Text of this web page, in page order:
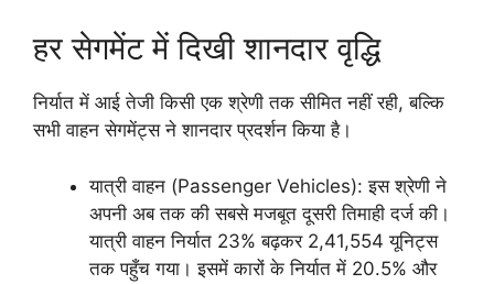
हर सेगमेंट में दिखी शानदार वृद्धि
निर्यात में आई तेजी किसी एक श्रेणी तक सीमित नहीं रही, बल्कि
सभी वाहन सेगमेंट्स ने शानदार प्रदर्शन किया है।
यात्री वाहन (Passenger Vehicles): इस श्रेणी ने
अपनी अब तक की सबसे मजबूत दूसरी तिमाही दर्ज की।
यात्री वाहन निर्यात 23% बढ़कर 2,41,554 यूनिट्स
तक पहुँच गया। इसमें कारों के निर्यात में 20.5% और